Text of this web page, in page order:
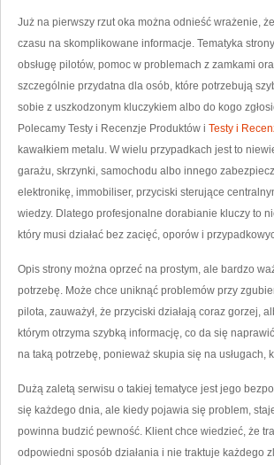
Już na pierwszy rzut oka można odnieść wrażenie,
czasu na skomplikowane informacje. Tematyka
obsługę pilotów, pomoc w problemach z zamkami
szczególnie przydatna dla osób, które potrzebują
sobie z uszkodzonym kluczykiem albo do kogo
Polecamy Testy i Recenzje Produktów i Testy i
kawałkiem metalu. W wielu przypadkach jest to
garażu, skrzynki, samochodu albo innego
elektronikę, immobiliser, przyciski sterujące
wiedzy. Dlatego profesjonalne dorabianie kluczy to
który musi działać bez zacięć, oporów i
Opis strony można oprzeć na prostym, ale bardzo
potrzebę. Może chce uniknąć problemów przy
pilota, zauważył, że przyciski działają coraz gorzej,
którym otrzyma szybką informację, co da się
na taką potrzebę, ponieważ skupia się na usługach,
Dużą zaletą serwisu o takiej tematyce jest jego
się każdego dnia, ale kiedy pojawia się problem,
powinna budzić pewność. Klient chce wiedzieć, że
odpowiedni sposób działania i nie traktuje każdego